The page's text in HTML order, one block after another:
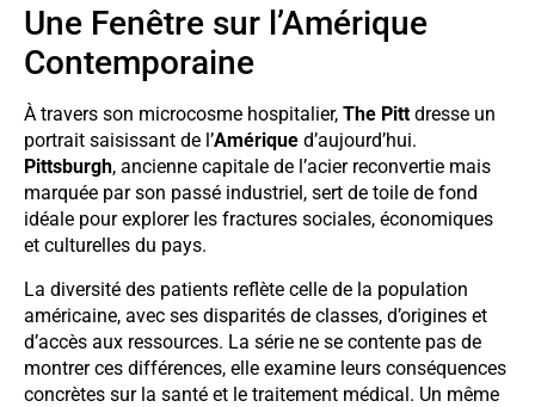
Une Fenêtre sur l’Amérique
Contemporaine
À travers son microcosme hospitalier, The Pitt dresse un
portrait saisissant de l’Amérique d’aujourd’hui.
Pittsburgh, ancienne capitale de l’acier reconvertie mais
marquée par son passé industriel, sert de toile de fond
idéale pour explorer les fractures sociales, économiques
et culturelles du pays.
La diversité des patients reflète celle de la population
américaine, avec ses disparités de classes, d’origines et
d’accès aux ressources. La série ne se contente pas de
montrer ces différences, elle examine leurs conséquences
concrètes sur la santé et le traitement médical. Un même